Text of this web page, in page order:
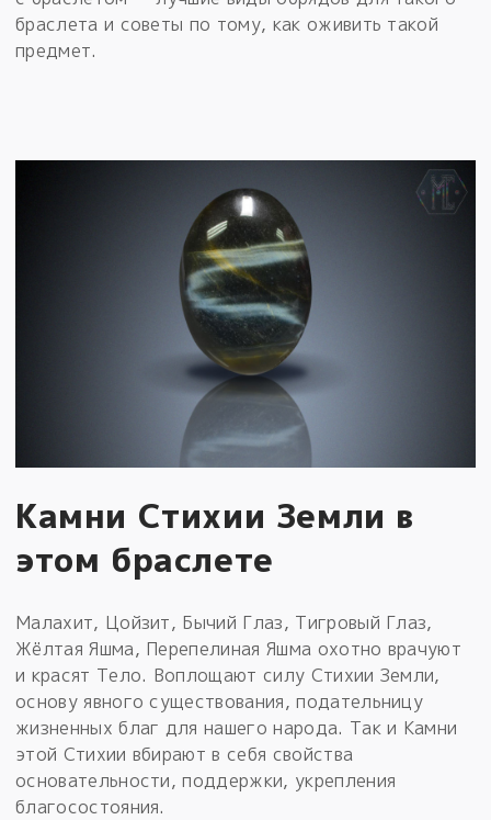
браслета и советы по тому, как оживить такой
предмет.
Камни Стихии Земли в
этом браслете
Малахит, Цойзит, Бычий Глаз, Тигровый Глаз,
Жёлтая Яшма, Перепелиная Яшма охотно врачуют
и красят Тело. Воплощают силу Стихии Земли,
основу явного существования, подательницу
жизненных благ для нашего народа. Так и Камни
этой Стихии вбирают в себя свойства
основательности, поддержки, укрепления
благосостояния.